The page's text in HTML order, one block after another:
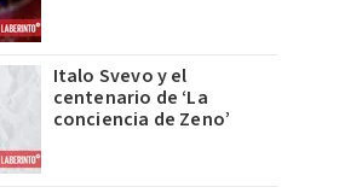
Italo Svevo y el
centenario de ‘La
conciencia de Zeno’